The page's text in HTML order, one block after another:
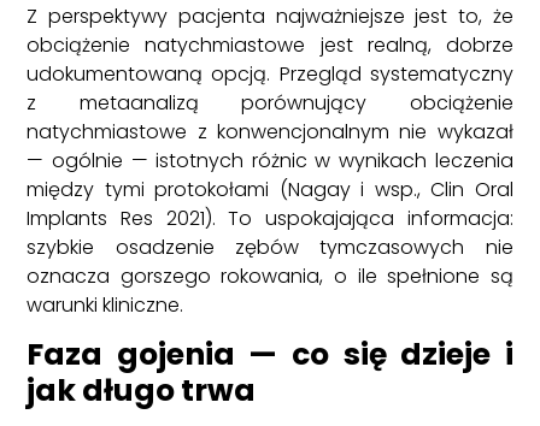
Z perspektywy pacjenta najważniejsze jest to, że
obciążenie natychmiastowe jest realną, dobrze
udokumentowaną opcją. Przegląd systematyczny
z metaanalizą porównujący obciążenie
natychmiastowe z konwencjonalnym nie wykazał
— ogólnie — istotnych różnic w wynikach leczenia
między tymi protokołami (Nagay i wsp., Clin Oral
Implants Res 2021). To uspokajająca informacja:
szybkie osadzenie zębów tymczasowych nie
oznacza gorszego rokowania, o ile spełnione są
warunki kliniczne.
Faza gojenia — co się dzieje i
jak długo trwa